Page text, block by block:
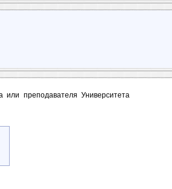
или преподавателя Университета